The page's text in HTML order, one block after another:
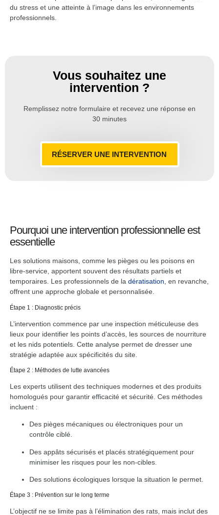
du stress et une atteinte à l’image dans les environnements
professionnels.
Vous souhaitez une
intervention ?
Remplissez notre formulaire et recevez une réponse en
30 minutes
RÉSERVER UNE INTERVENTION
Pourquoi une intervention professionnelle est
essentielle
Les solutions maisons, comme les pièges ou les poisons en
libre-service, apportent souvent des résultats partiels et
temporaires. Les professionnels de la dératisation , en revanche,
offrent une approche globale et personnalisée.
Étape 1 : Diagnostic précis
L’intervention commence par une inspection méticuleuse des
lieux pour identifier les points d’accès, les sources de nourriture
et les nids potentiels. Cette analyse permet de dresser une
stratégie adaptée aux spécificités du site.
Étape 2 : Méthodes de lutte avancées
Les experts utilisent des techniques modernes et des produits
homologués pour garantir efficacité et sécurité. Ces méthodes
incluent :
Des pièges mécaniques ou électroniques pour un
contrôle ciblé.
Des appâts sécurisés et placés stratégiquement pour
minimiser les risques pour les non-cibles.
Des solutions écologiques lorsque la situation le permet.
Étape 3 : Prévention sur le long terme
L’objectif ne se limite pas à l’élimination des rats, mais inclut des